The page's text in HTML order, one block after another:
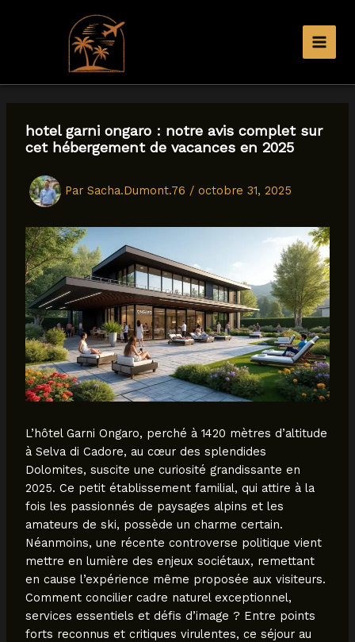
Aller
contenuhotel garni ongaro : notre avis complet sur
cet hébergement de vacances en 2025
Par Sacha.Dumont.76 / octobre 31, 2025
L’hôtel Garni Ongaro, perché à 1420 mètres d’altitude
à Selva di Cadore, au cœur des splendides
Dolomites, suscite une curiosité grandissante en
2025. Ce petit établissement familial, qui attire à la
fois les passionnés de paysages alpins et les
amateurs de ski, possède un charme certain.
Néanmoins, une récente controverse politique vient
mettre en lumière des enjeux sociétaux, remettant
en cause l’expérience même proposée aux visiteurs.
Comment concilier cadre naturel exceptionnel,
services essentiels et défis d’image ? Entre points
forts reconnus et critiques virulentes, ce séjour au